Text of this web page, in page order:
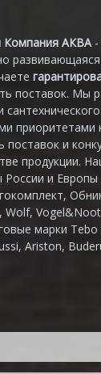
Компания АКВА
поставок. Мы
приоритетами
поставок и
продукции.
и Европы
марки Tebo
Ariston,